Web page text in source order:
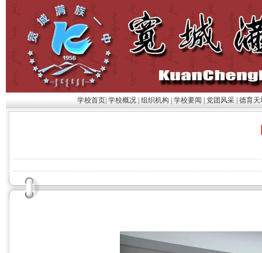
学校首页| 学校概况| 组织机构 学校要闻 党团风采| 德育天